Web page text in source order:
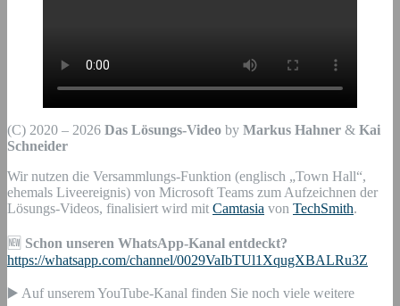
(C) 2020 – 2026 Das Lösungs-Video by Markus Hahner & Kai
Schneider
Wir nutzen die Versammlungs-Funktion (englisch „Town Hall“,
ehemals Liveereignis) von Microsoft Teams zum Aufzeichnen der
Lösungs-Videos, finalisiert wird mit Camtasia von TechSmith.
🆕 Schon unseren WhatsApp-Kanal entdeckt?
https://whatsapp.com/channel/0029VaIbTUl1XqugXBALRu3Z
▶️ Auf unserem YouTube-Kanal finden Sie noch viele weitere